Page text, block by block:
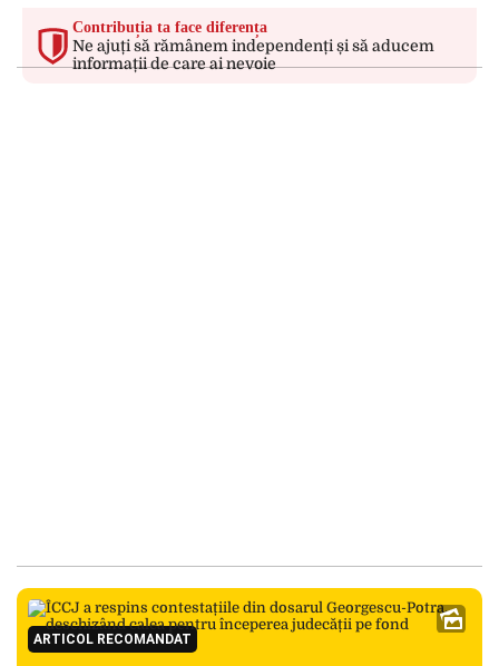
Contribuția ta face diferența
Ne ajuți să rămânem independenți și să aducem
informații de care ai nevoie
ARTICOL RECOMANDAT